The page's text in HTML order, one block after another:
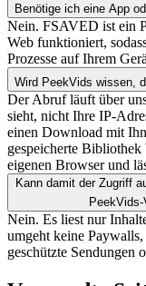
Benötige ich eine App
Nein. FSAVED ist ein
Web funktioniert,
Prozesse auf Ihrem
Wird PeekVids wissen,
Der Abruf läuft über
sieht, nicht Ihre IP-
einen Download mit
gespeicherte
eigenen Browser und
Kann damit der Zugriff
Nein. Es liest nur
umgeht keine
geschützte Sendungen